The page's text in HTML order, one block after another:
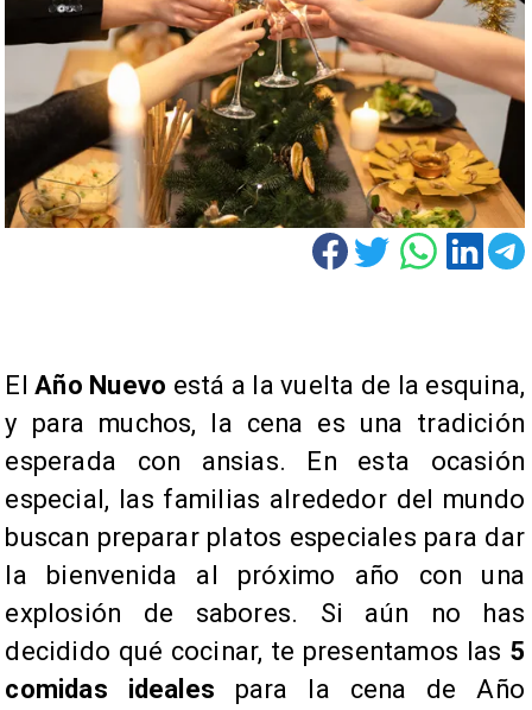
ElAño Nuevo está a la vuelta de la esquina,
y para muchos, la cena es una tradición
esperada con ansias. En esta ocasión
especial, las familias alrededor del mundo
buscan preparar platos especiales para dar
la bienvenida al próximo año con una
explosión de sabores. Si aún no has
decidido qué cocinar, te presentamos las 5
comidas ideales para la cena de Año